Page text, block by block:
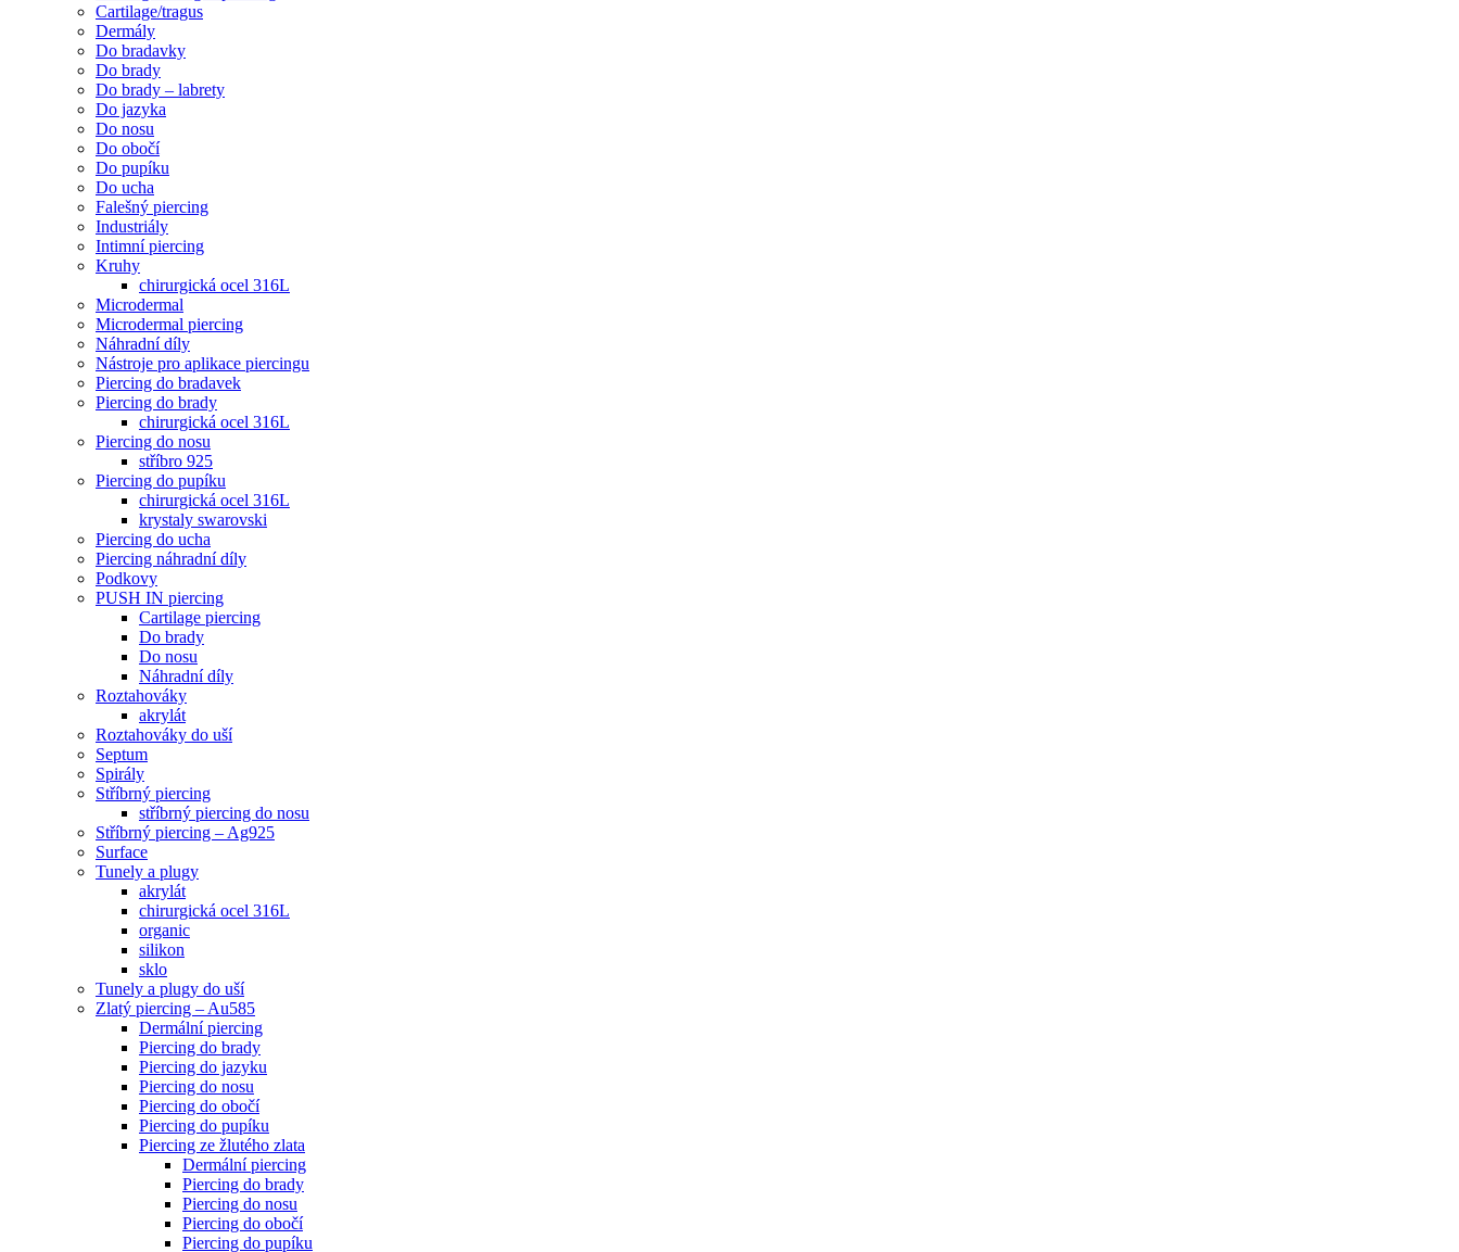
Cartilage/tragus
Dermály
Do bradavky
Do brady
Do brady – labrety
Do jazyka
Do nosu
Do obočí
Do pupíku
Do ucha
Falešný piercing
Industriály
Intimní piercing
Kruhy
chirurgická ocel 316L
Microdermal
Microdermal piercing
Náhradní díly
Nástroje pro aplikace piercingu
Piercing do bradavek
Piercing do brady
chirurgická ocel 316L
Piercing do nosu
stříbro 925
Piercing do pupíku
chirurgická ocel 316L
krystaly swarovski
Piercing do ucha
Piercing náhradní díly
Podkovy
PUSH IN piercing
Cartilage piercing
Do brady
Do nosu
Náhradní díly
Roztahováky
akrylát
Roztahováky do uší
Septum
Spirály
Stříbrný piercing
stříbrný piercing do nosu
Stříbrný piercing – Ag925
Surface
Tunely a plugy
akrylát
chirurgická ocel 316L
organic
silikon
sklo
Tunely a plugy do uší
Zlatý piercing – Au585
Dermální piercing
Piercing do brady
Piercing do jazyku
Piercing do nosu
Piercing do obočí
Piercing do pupíku
Piercing ze žlutého zlata
Dermální piercing
Piercing do brady
Piercing do nosu
Piercing do obočí
Piercing do pupíku